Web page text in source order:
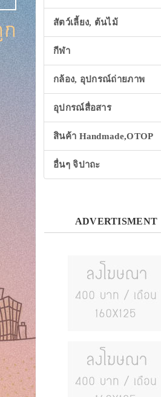
สัตว์เลี้ยง, ต้นไม้
กีฬา
กล้อง, อุปกรณ์ถ่ายภาพ
อุปกรณ์สื่อสาร
สินค้า Handmade,OTOP
อื่นๆ จิปาถะ
ADVERTISMENT